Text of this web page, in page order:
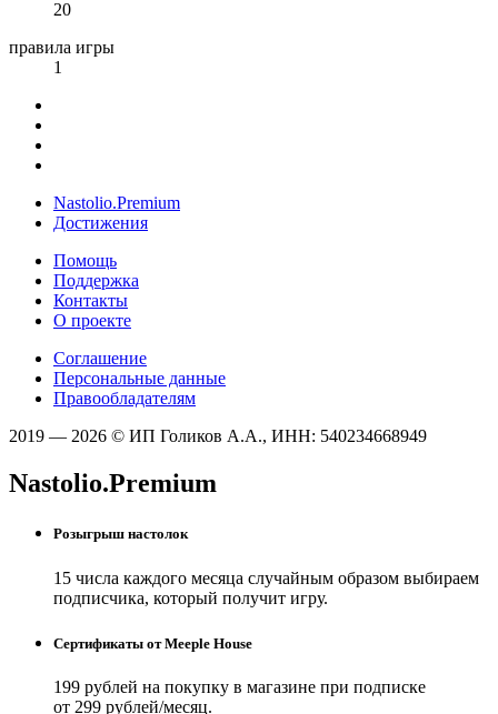
20
правила игры
1
Nastolio.Premium
Достижения
Помощь
Поддержка
Контакты
О проекте
Соглашение
Персональные данные
Правообладателям
2019 — 2026 © ИП Голиков А.А., ИНН: 540234668949
Nastolio.Premium
Розыгрыш настолок
15 числа каждого месяца случайным образом выбираем
подписчика, который получит игру.
Сертификаты от Meeple House
199 рублей на покупку в магазине при подписке
от 299 рублей/месяц.